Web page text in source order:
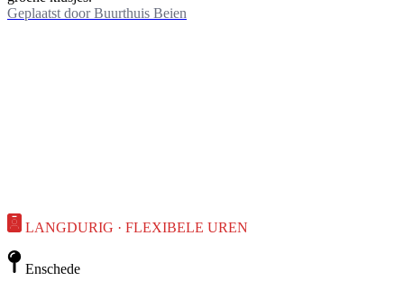
Geplaatst door Buurthuis Beien
LANGDURIG · FLEXIBELE UREN
Enschede